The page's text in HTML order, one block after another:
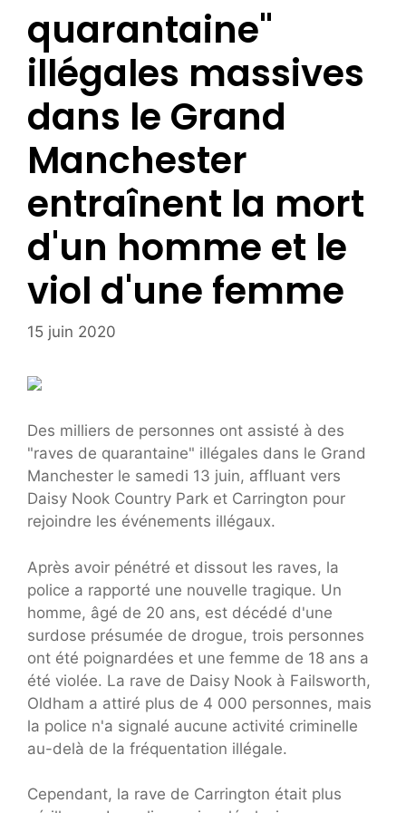
quarantaine"
illégales massives
dans le Grand
Manchester
entraînent la mort
d'un homme et le
viol d'une femme
15 juin 2020
Des milliers de personnes ont assisté à des
"raves de quarantaine" illégales dans le Grand
Manchester le samedi 13 juin, affluant vers
Daisy Nook Country Park et Carrington pour
rejoindre les événements illégaux.
Après avoir pénétré et dissout les raves, la
police a rapporté une nouvelle tragique. Un
homme, âgé de 20 ans, est décédé d'une
surdose présumée de drogue, trois personnes
ont été poignardées et une femme de 18 ans a
été violée. La rave de Daisy Nook à Failsworth,
Oldham a attiré plus de 4 000 personnes, mais
la police n'a signalé aucune activité criminelle
au-delà de la fréquentation illégale.
Cependant, la rave de Carrington était plus